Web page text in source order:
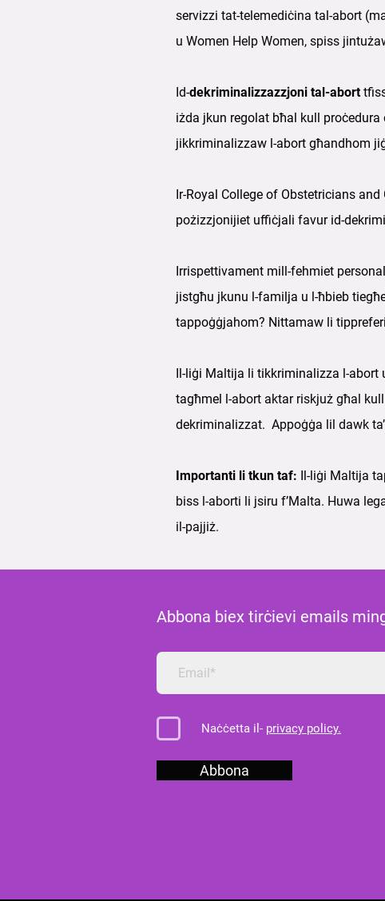
servizzi tat-telemediċina tal-abort
u Women Help Women, spiss
Id-dekriminalizzazzjoni tal-abort
iżda jkun regolat bħal kull
jikkriminalizzaw l-abort għandhom
Ir-Royal College of Obstetricians
pożizzjonijiet uffiċjali favur id-
Irrispettivament mill-fehmiet
jistgħu jkunu l-familja u l-ħbieb
tappoġġjahom? Nittamaw li
Il-liġi Maltija li tikkriminalizza l-abort
tagħmel l-abort aktar riskjuż għal
dekriminalizzat. Appoġġa lil dawk
Importanti li tkun taf: Il-liġi Maltija
biss l-aborti li jsiru f’Malta. Huwa
il-pajjiż.
Abbona biex tirċievi emails
Naċċetta il- privacy policy.
Abbona